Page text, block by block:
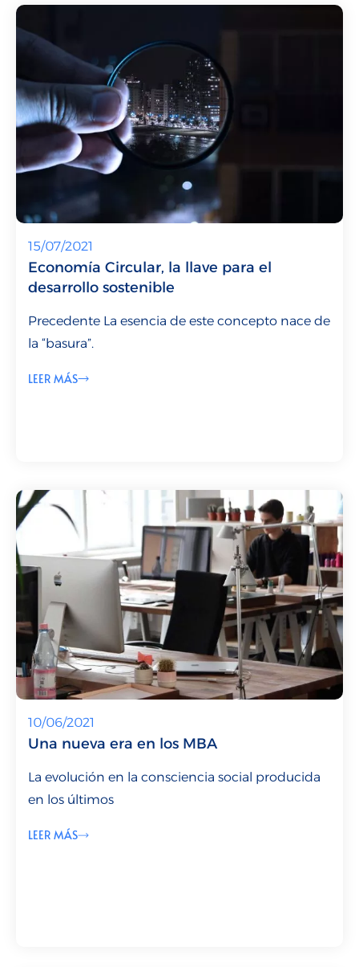
15/07/2021
Economía Circular, la llave para el
desarrollo sostenible
Precedente La esencia de este concepto nace de
la “basura”.
LEER MÁS
10/06/2021
Una nueva era en los MBA
La evolución en la consciencia social producida
en los últimos
LEER MÁS